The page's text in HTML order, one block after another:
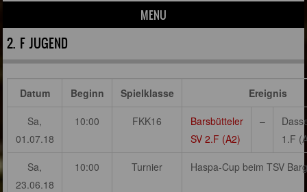
MENU
Skip to content
2. F JUGEND
Datum Beginn Spielklasse Ereignis
Sa,
01.07.18
10:00 FKK16
Barsbütteler
SV 2.F (A2)
–
1.F
Sa,
23.06.18
10:00 Turnier Haspa-Cup beim TSV